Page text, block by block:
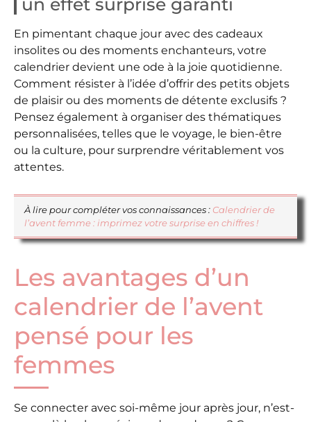
En pimentant chaque jour avec des cadeaux
insolites ou des moments enchanteurs, votre
calendrier devient une ode à la joie quotidienne.
Comment résister à l’idée d’offrir des petits objets
de plaisir ou des moments de détente exclusifs ?
Pensez également à organiser des thématiques
personnalisées, telles que le voyage, le bien-être
ou la culture, pour surprendre véritablement vos
attentes.
À lire pour compléter vos connaissances : Calendrier de
l’avent femme : imprimez votre surprise en chiffres !
Les avantages d’un
calendrier de l’avent
pensé pour les
femmes
Se connecter avec soi-même jour après jour, n’est-